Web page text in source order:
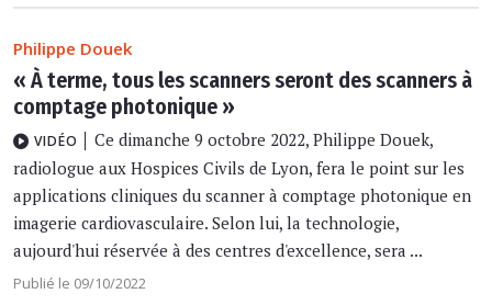
Philippe Douek
« À terme, tous les scanners seront des scanners à
comptage photonique »
VIDÉO
Ce dimanche 9 octobre 2022, Philippe Douek,
radiologue aux Hospices Civils de Lyon, fera le point sur les
applications cliniques du scanner à comptage photonique en
imagerie cardiovasculaire. Selon lui, la technologie,
aujourd'hui réservée à des centres d'excellence, sera ...
Publié le 09/10/2022